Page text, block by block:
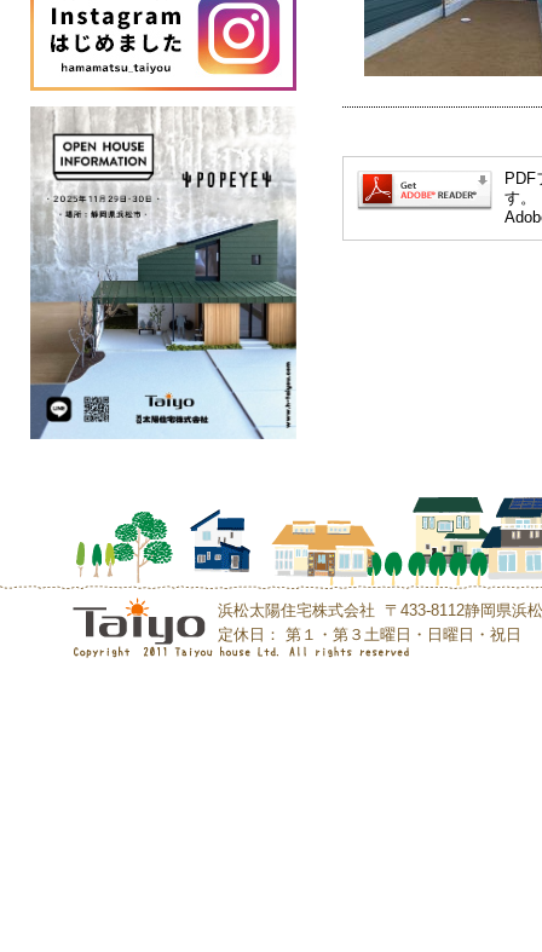
PDF
す。
浜松太陽住宅株式会社 〒433-8112静岡県浜
定休日： 第１・第３土曜日・日曜日・祝日